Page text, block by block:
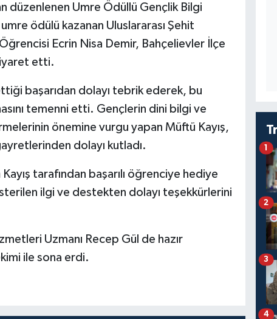
düzenlenen Umre Ödüllü Gençlik Bilgi
ödülü kazanan Uluslararası Şehit
Ecrin Nisa Demir, Bahçelievler İlçe
etti.
başarıdan dolayı tebrik ederek, bu
temenni etti. Gençlerin dini bilgi ve
önemine vurgu yapan Müftü Kayış,
dolayı kutladı.
tarafından başarılı öğrenciye hediye
ilgi ve destekten dolayı teşekkürlerini
Uzmanı Recep Gül de hazır
ile sona erdi.
1
2
3
4